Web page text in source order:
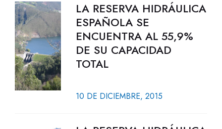
LA RESERVA HIDRÁULICA
ESPAÑOLA SE
ENCUENTRA AL 55,9%
DE SU CAPACIDAD
TOTAL
10 DE DICIEMBRE, 2015